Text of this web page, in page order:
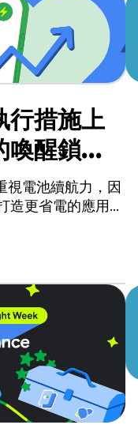
行措施上
喚醒鎖定
電池續航力，因
造更省電的應用程